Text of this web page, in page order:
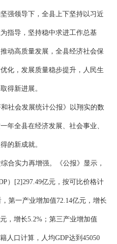
坚强领导下， 全县上下坚持以习近
指导 ， 坚持稳中求进工作总基
动高质量发展，全县经济社会保
化，发展质量稳步提升，人民生
得新进展。
社会发展统计公报》 以翔实的数
年全县在经济发展、社会事业、
的新成就。
合实力再增强。 《公报》显示，
）[2]297.49亿元，按可比价格计
第一产业增加值72.14亿元，增长
，增长5.2%；第三产业增加值
人口计算，人均GDP达到 45050